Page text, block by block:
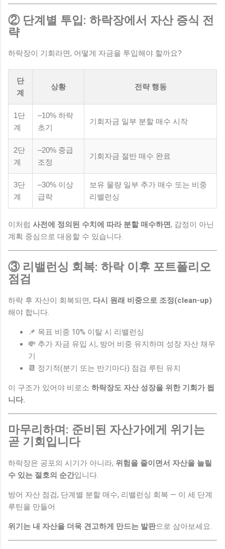
② 단계별 투입: 하락장에서 자산 증식 전
략
하락장이 기회라면, 어떻게 자금을 투입해야 할까요?
단
계
상황 전략 행동
1단
계
–10% 하락
초기
기회자금 일부 분할 매수 시작
2단
계
–20% 중급
조정
기회자금 절반 매수 완료
3단
계
–30% 이상
급락
보유 물량 일부 추가 매수 또는 비중
리밸런싱
이처럼 사전에 정의된 수치에 따라 분할 매수하면, 감정이 아닌
계획 중심으로 대응할 수 있습니다.
③ 리밸런싱 회복: 하락 이후 포트폴리오
점검
하락 후 자산이 회복되면, 다시 원래 비중으로 조정(clean-up)
해야 합니다.
📌 목표 비중 10% 이탈 시 리밸런싱
💸 추가 자금 유입 시, 방어 비중 유지하며 성장 자산 채우
기
📆 정기적(분기 또는 반기마다) 점검 루틴 유지
이 구조가 있어야 비로소 하락장도 자산 성장을 위한 기회가 됩
니다.
마무리하며: 준비된 자산가에게 위기는
곧 기회입니다
하락장은 공포의 시기가 아니라, 위험을 줄이면서 자산을 늘릴
수 있는 절호의 순간입니다.
방어 자산 점검, 단계별 분할 매수, 리밸런싱 회복 — 이 세 단계
루틴을 만들어
위기는 내 자산을 더욱 견고하게 만드는 발판으로 삼아보세요.